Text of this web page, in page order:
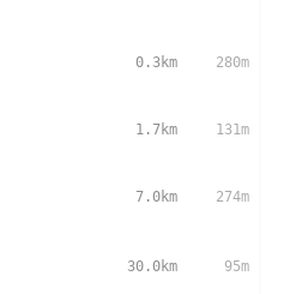
0.3km 280m
1.7km 131m
7.0km 274m
30.0km 95m